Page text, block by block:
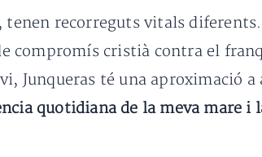
tenen recorreguts vitals
compromís cristià contra el
Junqueras té una aproximació
quotidiana de la meva mare i